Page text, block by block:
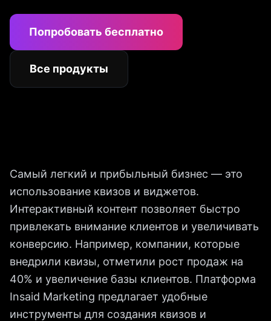
Попробовать бесплатно
Все продукты
Самый легкий и прибыльный бизнес — это
использование квизов и виджетов.
Интерактивный контент позволяет быстро
привлекать внимание клиентов и увеличивать
конверсию. Например, компании, которые
внедрили квизы, отметили рост продаж на
40% и увеличение базы клиентов. Платформа
Insaid Marketing предлагает удобные
инструменты для создания квизов и